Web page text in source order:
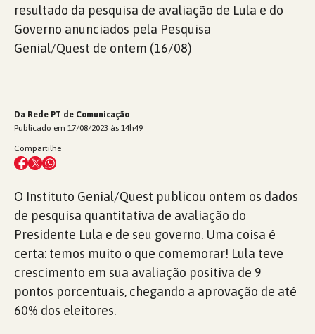
resultado da pesquisa de avaliação de Lula e do
Governo anunciados pela Pesquisa
Genial/Quest de ontem (16/08)
Da Rede PT de Comunicação
Publicado em 17/08/2023 às 14h49
Compartilhe
O Instituto Genial/Quest publicou ontem os dados
de pesquisa quantitativa de avaliação do
Presidente Lula e de seu governo. Uma coisa é
certa: temos muito o que comemorar! Lula teve
crescimento em sua avaliação positiva de 9
pontos porcentuais, chegando a aprovação de até
60% dos eleitores.